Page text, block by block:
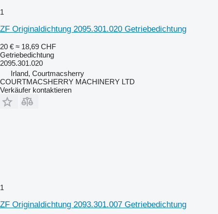
1
ZF Originaldichtung 2095.301.020 Getriebedichtung
20 € ≈ 18,69 CHF
Getriebedichtung
2095.301.020
Irland, Courtmacsherry
COURTMACSHERRY MACHINERY LTD
Verkäufer kontaktieren
1
ZF Originaldichtung 2093.301.007 Getriebedichtung